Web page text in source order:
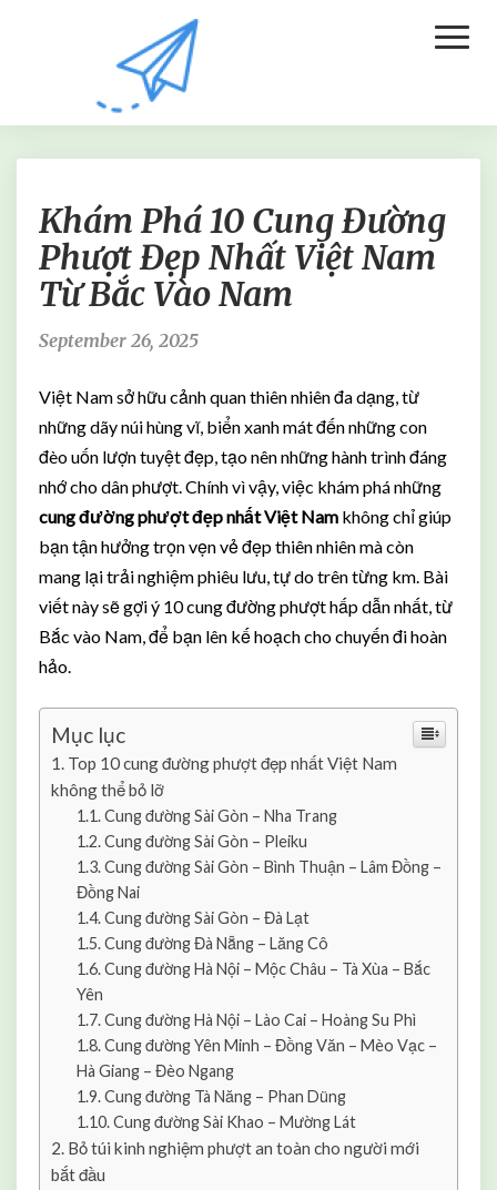
h
m
P
0
u
n
g
Đ
ờ
n
g
P
ợ
Đ
h
ấ
V
i
ệ
N
a
T
ừ
B
Khám Phá 10 Cung Đường
Phượt Đẹp Nhất Việt Nam
Từ Bắc Vào Nam
September 26, 2025
Việt Nam sở hữu cảnh quan thiên nhiên đa dạng, từ
những dãy núi hùng vĩ, biển xanh mát đến những con
đèo uốn lượn tuyệt đẹp, tạo nên những hành trình đáng
nhớ cho dân phượt. Chính vì vậy, việc khám phá những
cung đường phượt đẹp nhất Việt Nam không chỉ giúp
bạn tận hưởng trọn vẹn vẻ đẹp thiên nhiên mà còn
mang lại trải nghiệm phiêu lưu, tự do trên từng km. Bài
viết này sẽ gợi ý 10 cung đường phượt hấp dẫn nhất, từ
Bắc vào Nam, để bạn lên kế hoạch cho chuyến đi hoàn
hảo.
Mục lục
Top 10 cung đường phượt đẹp nhất Việt Nam
không thể bỏ lỡ
Cung đường Sài Gòn – Nha Trang
Cung đường Sài Gòn – Pleiku
Cung đường Sài Gòn – Bình Thuận – Lâm Đồng –
Đồng Nai
Cung đường Sài Gòn – Đà Lạt
Cung đường Đà Nẵng – Lăng Cô
Cung đường Hà Nội – Mộc Châu – Tà Xùa – Bắc
Yên
Cung đường Hà Nội – Lào Cai – Hoàng Su Phì
Cung đường Yên Minh – Đồng Văn – Mèo Vạc –
Hà Giang – Đèo Ngang
Cung đường Tà Năng – Phan Dũng
Cung đường Sài Khao – Mường Lát
Bỏ túi kinh nghiệm phượt an toàn cho người mới
bắt đầu